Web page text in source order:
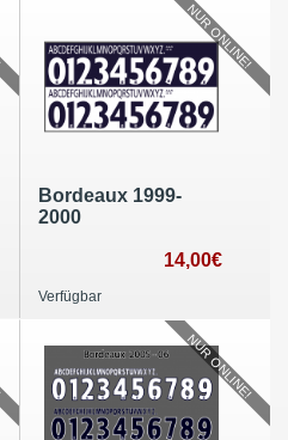
Bordeaux 1999-
2000
14,00€
Verfügbar
NUR ONLINE!
NUR ONLINE!